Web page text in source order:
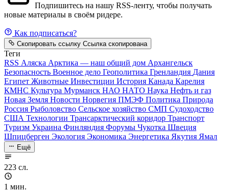
Подпишитесь на нашу RSS-ленту, чтобы получать
новые материалы в своём ридере.
Как подписаться?
Скопировать ссылку Ссылка скопирована
Теги
RSS Аляска Арктика — наш общий дом Архангельск
Безопасность Военное дело Геополитика Гренландия Дания
Египет Животные Инвестиции История Канада Карелия
КМНС Культура Мурманск НАО НАТО Наука Нефть и газ
Новая Земля Новости Норвегия ПМЭФ Политика Природа
Россия Рыболовство Сельское хозяйство СМП Судоходство
США Технологии Трансарктический коридор Транспорт
Туризм Украина Финляндия Форумы Чукотка Швеция
Шпицберген Экология Экономика Энергетика Якутия Ямал
Ещё
223 сл.
1 мин.